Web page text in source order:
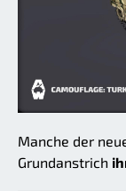
Manche der
Grundanstrich